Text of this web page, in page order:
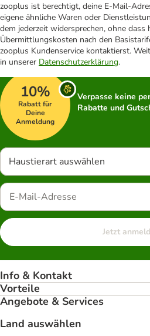
zooplus ist berechtigt, deine E-Mail-
eigene ähnliche Waren oder
dem jederzeit widersprechen, ohne dass
Übermittlungskosten nach den
zooplus Kundenservice kontaktierst.
in unserer Datenschutzerklärung.
10%
Rabatt für
Deine
Anmeldung
Verpasse keine
Rabatte und
Haustierart auswählen
Jetzt
Info & Kontakt
Vorteile
Angebote & Services
Land auswählen